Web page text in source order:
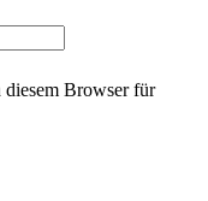
Browser für